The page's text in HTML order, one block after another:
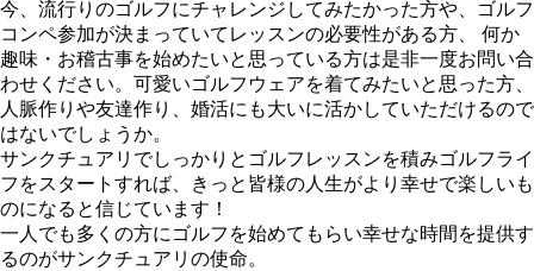
今、流行りのゴルフにチャレンジしてみたかった方や、ゴルフ
コンペ参加が決まっていてレッスンの必要性がある方、 何か
趣味・お稽古事を始めたいと思っている方は是非一度お問い合
わせください。可愛いゴルフウェアを着てみたいと思った方、
人脈作りや友達作り、婚活にも大いに活かしていただけるので
はないでしょうか。
サンクチュアリでしっかりとゴルフレッスンを積みゴルフライ
フをスタートすれば、きっと皆様の人生がより幸せで楽しいも
のになると信じています！
一人でも多くの方にゴルフを始めてもらい幸せな時間を提供す
るのがサンクチュアリの使命。